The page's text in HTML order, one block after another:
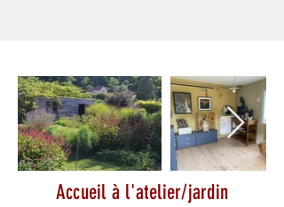
Accueil à l'atelier/jardin